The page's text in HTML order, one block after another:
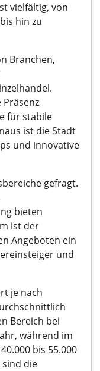
vielfältig, von
hin zu
Branchen,
für stabile
ist die Stadt
und innovative
gefragt.
bieten
ist der
Angeboten ein
und
je nach
Bereich bei
während im
bis 55.000
sind die